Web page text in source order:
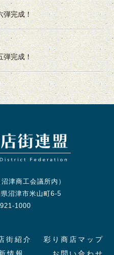
弾完成！
弾完成！
津商工会議所内）
沼津市米山町6-5
1000
街紹介
彩り商店マップ